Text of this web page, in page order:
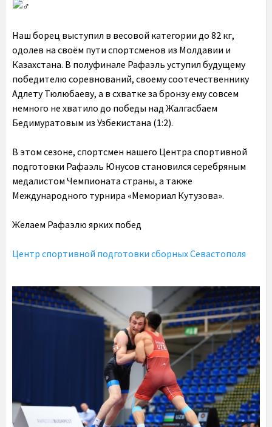
Наш борец выступил в весовой категории до 82 кг,
одолев на своём пути спортсменов из Молдавии и
Казахстана. В полуфинале Рафаэль уступил будущему
победителю соревнований, своему соотечественнику
Адлету Тюлюбаеву, а в схватке за бронзу ему совсем
немного не хватило до победы над Жалгасбаем
Бедимуратовым из Узбекистана (1:2).
В этом сезоне, спортсмен нашего Центра спортивной
подготовки Рафаэль Юнусов становился серебряным
медалистом Чемпионата страны, а также
Международного турнира «Мемориал Кутузова».
Желаем Рафаэлю ярких побед
Центр спортивной подготовки сборных Севастополя